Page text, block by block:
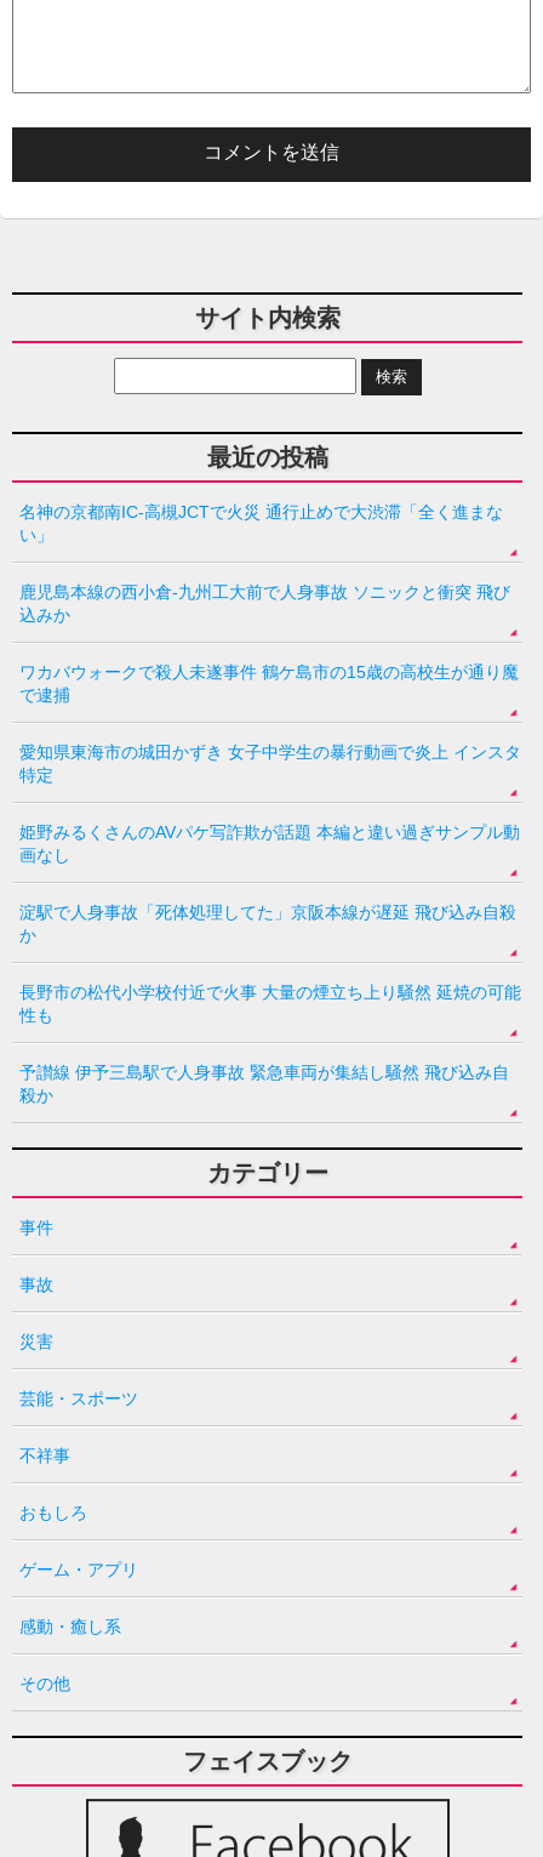
サイト内検索
最近の投稿
名神の京都南IC-高槻JCTで火災 通行止めで大渋滞「全く進まな
い」
鹿児島本線の西小倉-九州工大前で人身事故 ソニックと衝突 飛び
込みか
ワカバウォークで殺人未遂事件 鶴ケ島市の15歳の高校生が通り魔
で逮捕
愛知県東海市の城田かずき 女子中学生の暴行動画で炎上 インスタ
特定
姫野みるくさんのAVパケ写詐欺が話題 本編と違い過ぎサンプル動
画なし
淀駅で人身事故「死体処理してた」京阪本線が遅延 飛び込み自殺
か
長野市の松代小学校付近で火事 大量の煙立ち上り騒然 延焼の可能
性も
予讃線 伊予三島駅で人身事故 緊急車両が集結し騒然 飛び込み自
殺か
カテゴリー
事件
事故
災害
芸能・スポーツ
不祥事
おもしろ
ゲーム・アプリ
感動・癒し系
その他
フェイスブック